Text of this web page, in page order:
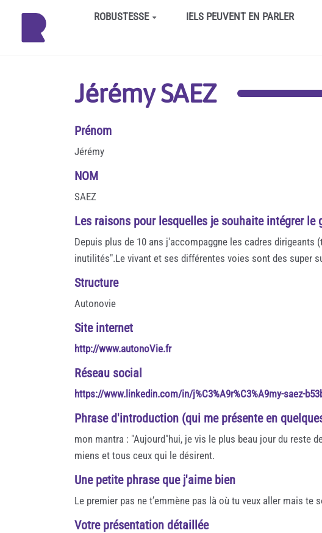
Aller au contenu principalROBUSTESSE IELS PEUVENT EN PARLER
Jérémy SAEZ
Prénom
Jérémy
NOM
SAEZ
Les raisons pour lesquelles je souhaite intégrer
Depuis plus de 10 ans j'accompaggne les cadres
inutilités".Le vivant et ses différentes voies sont des super
Structure
Autonovie
Site internet
http://www.autonoVie.fr
Réseau social
https://www.linkedin.com/in/j%C3%A9r%C3%A9my-saez-
Phrase d'introduction (qui me présente en
mon mantra : "Aujourd"hui, je vis le plus beau jour du reste
miens et tous ceux qui le désirent.
Une petite phrase que j'aime bien
Le premier pas ne t’emmène pas là où tu veux aller mais te
Votre présentation détaillée